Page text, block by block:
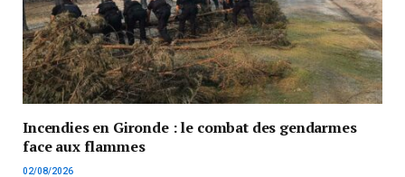
Incendies en Gironde : le combat des gendarmes
face aux flammes
02/08/2026